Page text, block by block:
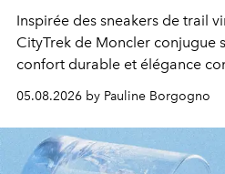
Inspirée des sneakers de trail
CityTrek de Moncler conjugue
confort durable et élégance
05.08.2026 by Pauline Borgogno